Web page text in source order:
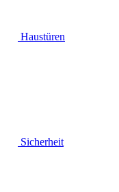
Haustüren
Sicherheit